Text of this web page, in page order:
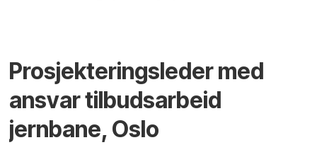
Prosjekteringsleder med
ansvar tilbudsarbeid
jernbane, Oslo